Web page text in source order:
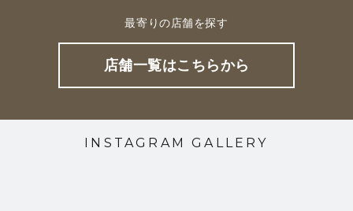
最寄りの店舗を探す
店舗一覧はこちらから
INSTAGRAM GALLERY